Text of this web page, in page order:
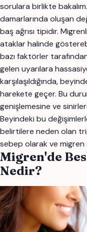
sorulara birlikte
damarlarında oluşan
baş ağrısı tipidir.
ataklar halinde
bazı faktörler
gelen uyarılara
karşılaşıldığında,
harekete geçer. Bu
genişlemesine ve
Beyindeki bu
belirtilere neden olan
sebep olarak ve migren
Migren'de
Nedir?